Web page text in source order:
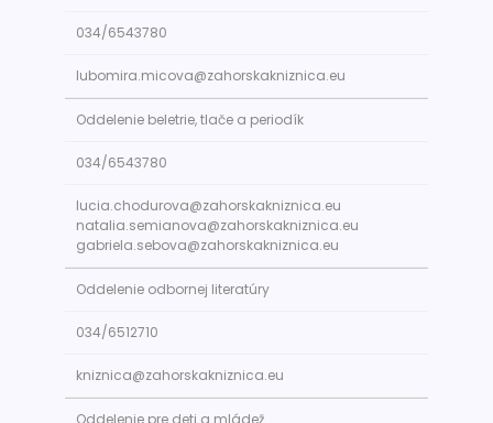
034/6543780
lubomira.micova@zahorskakniznica.eu
Oddelenie beletrie, tlače a periodík
034/6543780
lucia.chodurova@zahorskakniznica.eu
natalia.semianova@zahorskakniznica.eu
gabriela.sebova@zahorskakniznica.eu
Oddelenie odbornej literatúry
034/6512710
kniznica@zahorskakniznica.eu
Oddelenie pre deti a mládež